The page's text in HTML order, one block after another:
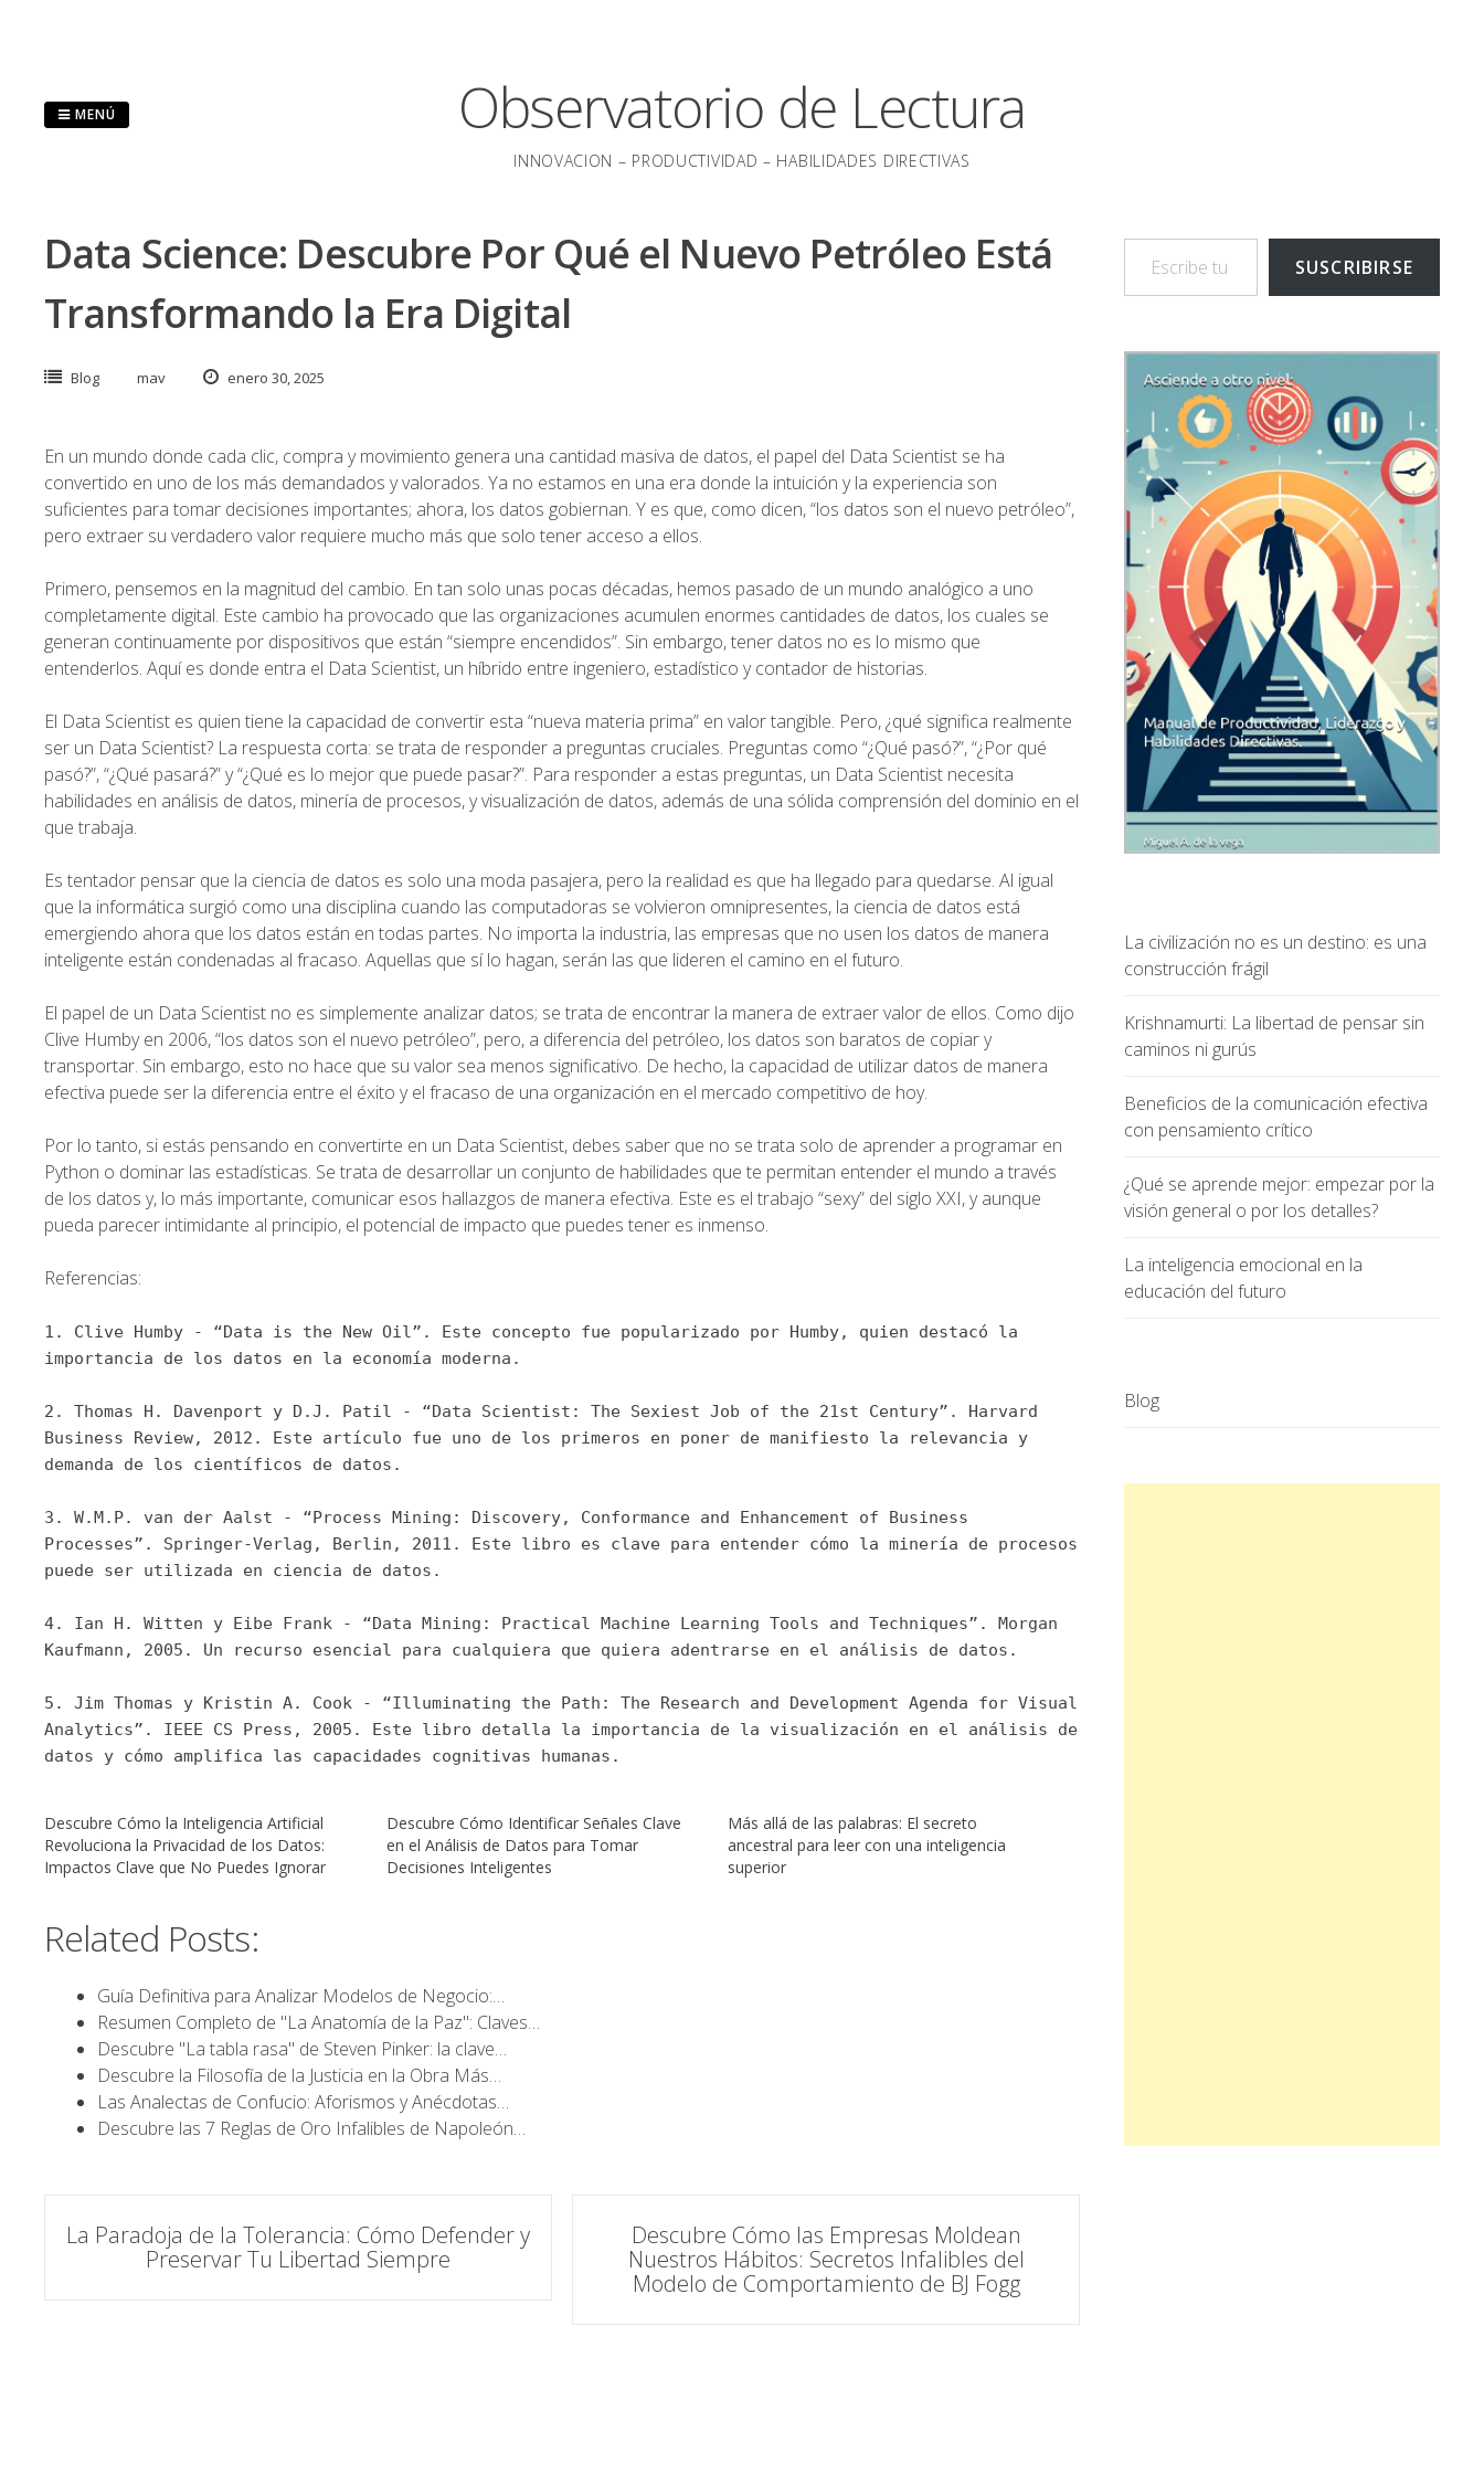
Observatorio de Lectura
INNOVACION – PRODUCTIVIDAD – HABILIDADES DIRECTIVAS
MENÚ
Data Science: Descubre Por Qué el Nuevo Petróleo Está
Transformando la Era Digital
Blog mav enero 30, 2025
En un mundo donde cada clic, compra y movimiento genera una cantidad masiva de datos, el papel del Data Scientist se ha
convertido en uno de los más demandados y valorados. Ya no estamos en una era donde la intuición y la experiencia son
suficientes para tomar decisiones importantes; ahora, los datos gobiernan. Y es que, como dicen, “los datos son el nuevo petróleo”,
pero extraer su verdadero valor requiere mucho más que solo tener acceso a ellos.
Primero, pensemos en la magnitud del cambio. En tan solo unas pocas décadas, hemos pasado de un mundo analógico a uno
completamente digital. Este cambio ha provocado que las organizaciones acumulen enormes cantidades de datos, los cuales se
generan continuamente por dispositivos que están “siempre encendidos”. Sin embargo, tener datos no es lo mismo que
entenderlos. Aquí es donde entra el Data Scientist, un híbrido entre ingeniero, estadístico y contador de historias.
El Data Scientist es quien tiene la capacidad de convertir esta “nueva materia prima” en valor tangible. Pero, ¿qué significa realmente
ser un Data Scientist? La respuesta corta: se trata de responder a preguntas cruciales. Preguntas como “¿Qué pasó?”, “¿Por qué
pasó?”, “¿Qué pasará?” y “¿Qué es lo mejor que puede pasar?”. Para responder a estas preguntas, un Data Scientist necesita
habilidades en análisis de datos, minería de procesos, y visualización de datos, además de una sólida comprensión del dominio en el
que trabaja.
Es tentador pensar que la ciencia de datos es solo una moda pasajera, pero la realidad es que ha llegado para quedarse. Al igual
que la informática surgió como una disciplina cuando las computadoras se volvieron omnipresentes, la ciencia de datos está
emergiendo ahora que los datos están en todas partes. No importa la industria, las empresas que no usen los datos de manera
inteligente están condenadas al fracaso. Aquellas que sí lo hagan, serán las que lideren el camino en el futuro.
El papel de un Data Scientist no es simplemente analizar datos; se trata de encontrar la manera de extraer valor de ellos. Como dijo
Clive Humby en 2006, “los datos son el nuevo petróleo”, pero, a diferencia del petróleo, los datos son baratos de copiar y
transportar. Sin embargo, esto no hace que su valor sea menos significativo. De hecho, la capacidad de utilizar datos de manera
efectiva puede ser la diferencia entre el éxito y el fracaso de una organización en el mercado competitivo de hoy.
Por lo tanto, si estás pensando en convertirte en un Data Scientist, debes saber que no se trata solo de aprender a programar en
Python o dominar las estadísticas. Se trata de desarrollar un conjunto de habilidades que te permitan entender el mundo a través
de los datos y, lo más importante, comunicar esos hallazgos de manera efectiva. Este es el trabajo “sexy” del siglo XXI, y aunque
pueda parecer intimidante al principio, el potencial de impacto que puedes tener es inmenso.
Referencias:
1. Clive Humby - “Data is the New Oil”. Este concepto fue popularizado por Humby, quien destacó la
importancia de los datos en la economía moderna.
2. Thomas H. Davenport y D.J. Patil - “Data Scientist: The Sexiest Job of the 21st Century”. Harvard
Business Review, 2012. Este artículo fue uno de los primeros en poner de manifiesto la relevancia y
demanda de los científicos de datos.
3. W.M.P. van der Aalst - “Process Mining: Discovery, Conformance and Enhancement of Business
Processes”. Springer-Verlag, Berlin, 2011. Este libro es clave para entender cómo la minería de procesos
puede ser utilizada en ciencia de datos.
4. Ian H. Witten y Eibe Frank - “Data Mining: Practical Machine Learning Tools and Techniques”. Morgan
Kaufmann, 2005. Un recurso esencial para cualquiera que quiera adentrarse en el análisis de datos.
5. Jim Thomas y Kristin A. Cook - “Illuminating the Path: The Research and Development Agenda for Visual
Analytics”. IEEE CS Press, 2005. Este libro detalla la importancia de la visualización en el análisis de
datos y cómo amplifica las capacidades cognitivas humanas.
Descubre Cómo la Inteligencia Artificial
Revoluciona la Privacidad de los Datos:
Impactos Clave que No Puedes Ignorar
Descubre Cómo Identificar Señales Clave
en el Análisis de Datos para Tomar
Decisiones Inteligentes
Más allá de las palabras: El secreto
ancestral para leer con una inteligencia
superior
Related Posts:
Guía Definitiva para Analizar Modelos de Negocio:…
Resumen Completo de "La Anatomía de la Paz": Claves…
Descubre "La tabla rasa" de Steven Pinker: la clave…
Descubre la Filosofía de la Justicia en la Obra Más…
Las Analectas de Confucio: Aforismos y Anécdotas…
Descubre las 7 Reglas de Oro Infalibles de Napoleón…
Navegación
La Paradoja de la Tolerancia: Cómo Defender y
Preservar Tu Libertad Siempre
Descubre Cómo las Empresas Moldean
Nuestros Hábitos: Secretos Infalibles del
Modelo de Comportamiento de BJ Fogg
Escribe tu correo electrónico…
SUSCRIBIRSE
La civilización no es un destino: es una
construcción frágil
Krishnamurti: La libertad de pensar sin
caminos ni gurús
Beneficios de la comunicación efectiva
con pensamiento crítico
¿Qué se aprende mejor: empezar por la
visión general o por los detalles?
La inteligencia emocional en la
educación del futuro
Blog